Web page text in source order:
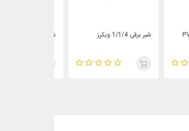
شیر برقی 3/4 ویکرز